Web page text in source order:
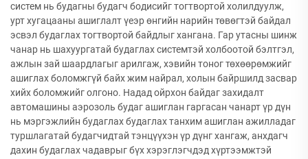
систем нь будагны будагч бодисийг тогтвортой холилдуулж,
урт хугацааны ашиглалт үеэр өнгийн нарийн төвөгтэй байдал
эсвэл будаглах тогтвортой байдлыг хангана. Гар утасны шинж
чанар нь шахуургатай будаглах системтэй холбоотой бэлтгэл,
ажлын зай шаардлагыг арилгаж, хэвийн тоног төхөөрөмжийг
ашиглах боломжгүй байх жим найрал, холын байршилд засвар
хийх боломжийг олгоно. Надад ойрхон байдаг захидалт
автомашины аэрозоль будаг ашиглан гаргасан чанарт үр дүн
нь мэргэжлийн будаглах будаглах танхим ашиглан ажилладаг
туршлагатай будагчидтай тэнцүүхэн үр дүнг хангаж, анхдагч
дахин будаглах чадаврыг бүх хэрэглэгчдэд хүртээмжтэй